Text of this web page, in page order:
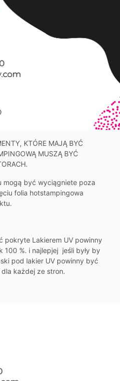
KTÓRE MAJĄ BYĆ
MUSZĄ BYĆ
mogą być wyciągniete poza
folia hotstampingowa
pokryte Lakierem UV powinny
100 %. i najlepjej jeśli były by
pod lakier UV powinny być
każdej ze stron.